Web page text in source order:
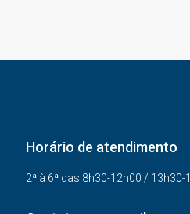
Horário de atendimento
2ª à 6ª das 8h30-12h00 / 13h30-